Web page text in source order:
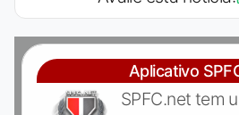
Aplicativo
SPFC.net tem